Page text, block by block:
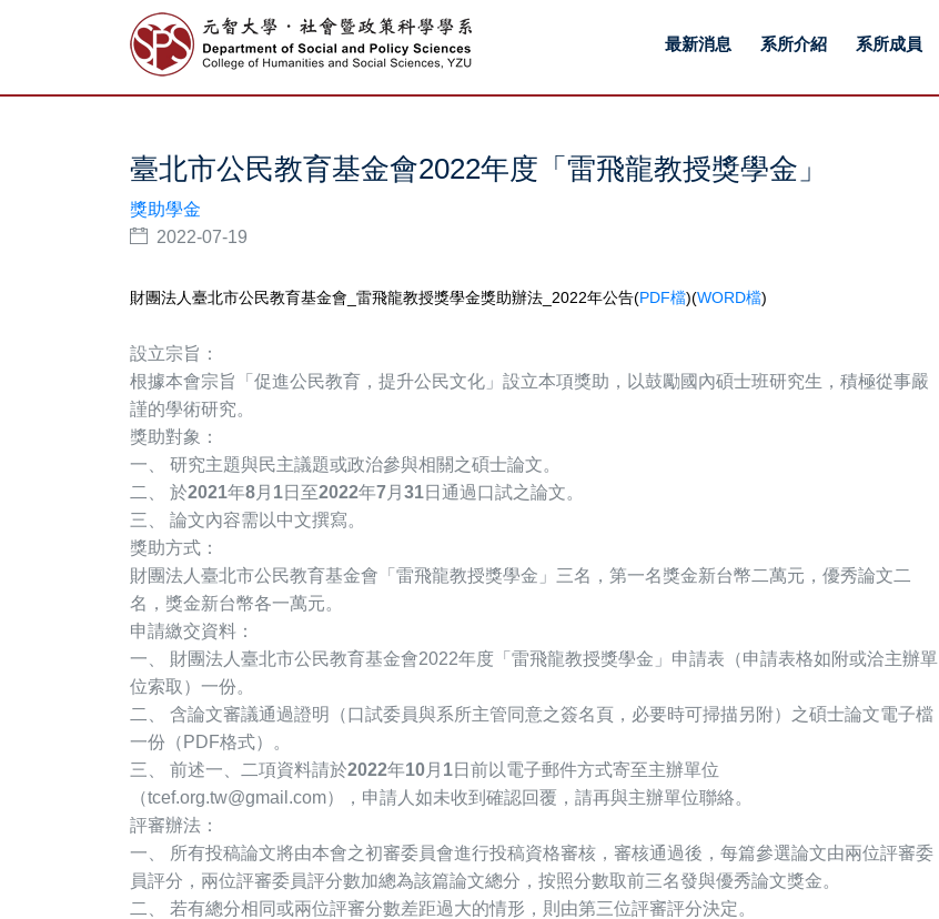
最新消息 系所介紹 系所成員
臺北市公民教育基金會2022年度「雷飛龍教授獎學金」
獎助學金
2022-07-19
財團法人臺北市公民教育基金會_雷飛龍教授獎學金獎助辦法_2022年公告(PDF檔)(WORD檔)
設立宗旨：
根據本會宗旨「促進公民教育，提升公民文化」設立本項獎助，以鼓勵國內碩士班研究生，積極從事嚴
謹的學術研究。
獎助對象：
一、 研究主題與民主議題或政治參與相關之碩士論文。
二、 於2021年8月 1日至2022年7月 31日 通過口試之論文。
三、 論文內容需以中文撰寫。
獎助方式：
財團法人臺北市公民教育基金會「雷飛龍教授獎學金」三名，第一名獎金新台幣二萬元，優秀論文二
名，獎金新台幣各一萬元。
申請繳交資料：
一、 財團法人臺北市公民教育基金會2022年度「雷飛龍教授獎學金」申請表（申請表格如附或洽主辦單
位索取）一份。
二、 含論文審議通過證明（口試委員與系所主管同意之簽名頁，必要時可掃描另附）之碩士論文電子檔
一份（PDF格式）。
三、 前述一、二項資料請於2022年10月 1日 前以電子郵件方式寄至主辦單位
（tcef.org.tw@gmail.com），申請人如未收到確認回覆，請再與主辦單位聯絡。
評審辦法：
一、 所有投稿論文將由本會之初審委員會進行投稿資格審核，審核通過後，每篇參選論文由兩位評審委
員評分，兩位評審委員評分數加總為該篇論文總分，按照分數取前三名發與優秀論文獎金。
二、 若有總分相同或兩位評審分數差距過大的情形，則由第三位評審評分決定。